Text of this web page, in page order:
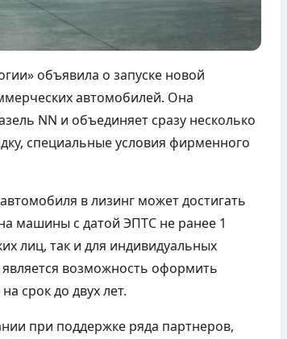
объявила о запуске новой
автомобилей. Она
NN и объединяет сразу несколько
специальные условия фирменного
в лизинг может достигать
машины с датой ЭПТС не ранее 1
лиц, так и для индивидуальных
возможность оформить
срок до двух лет.
при поддержке ряда партнеров,